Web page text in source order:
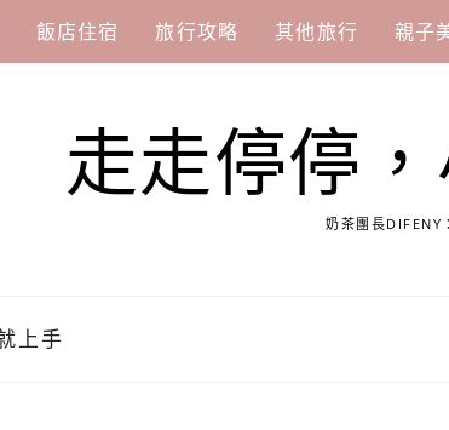
飯店住宿 旅行攻略 其他旅行 親子
走走停停
奶茶團長DIFENY
上手